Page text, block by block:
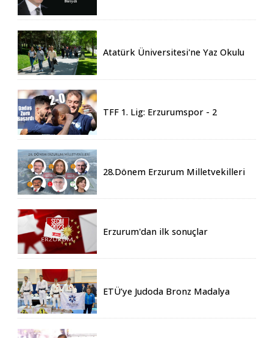
Atatürk Üniversitesi'ne Yaz Okulu
TFF 1. Lig: Erzurumspor - 2
28.Dönem Erzurum Milletvekilleri
Erzurum'dan ilk sonuçlar
ETÜ’ye Judoda Bronz Madalya